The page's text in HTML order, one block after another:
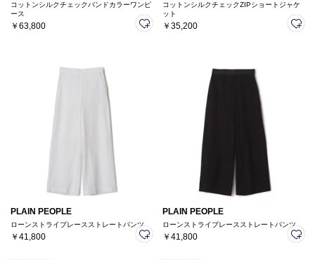
コットンシルクチェックバンドカラーワンピ
ース
￥63,800
コットンシルクチェックZIPショートジャケ
ット
￥35,200
PLAIN PEOPLE
ローンストライプレースストレートパンツ
￥41,800
PLAIN PEOPLE
ローンストライプレースストレートパンツ
￥41,800